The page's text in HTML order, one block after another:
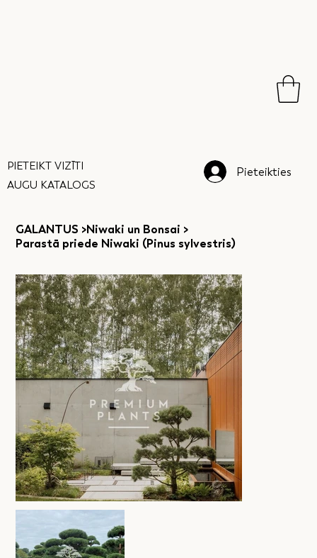
AUGU KATALOGS
PIETEIKT VIZĪTI Pieteikties
GALANTUS >Niwaki un Bonsai >
Parastā priede Niwaki (Pinus sylvestris)